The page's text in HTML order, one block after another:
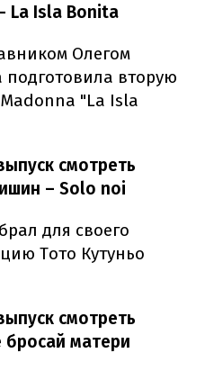
La Isla Bonita
Олегом
вторую
"La Isla
смотреть
– Solo noi
для своего
Тото Кутуньо
смотреть
матери